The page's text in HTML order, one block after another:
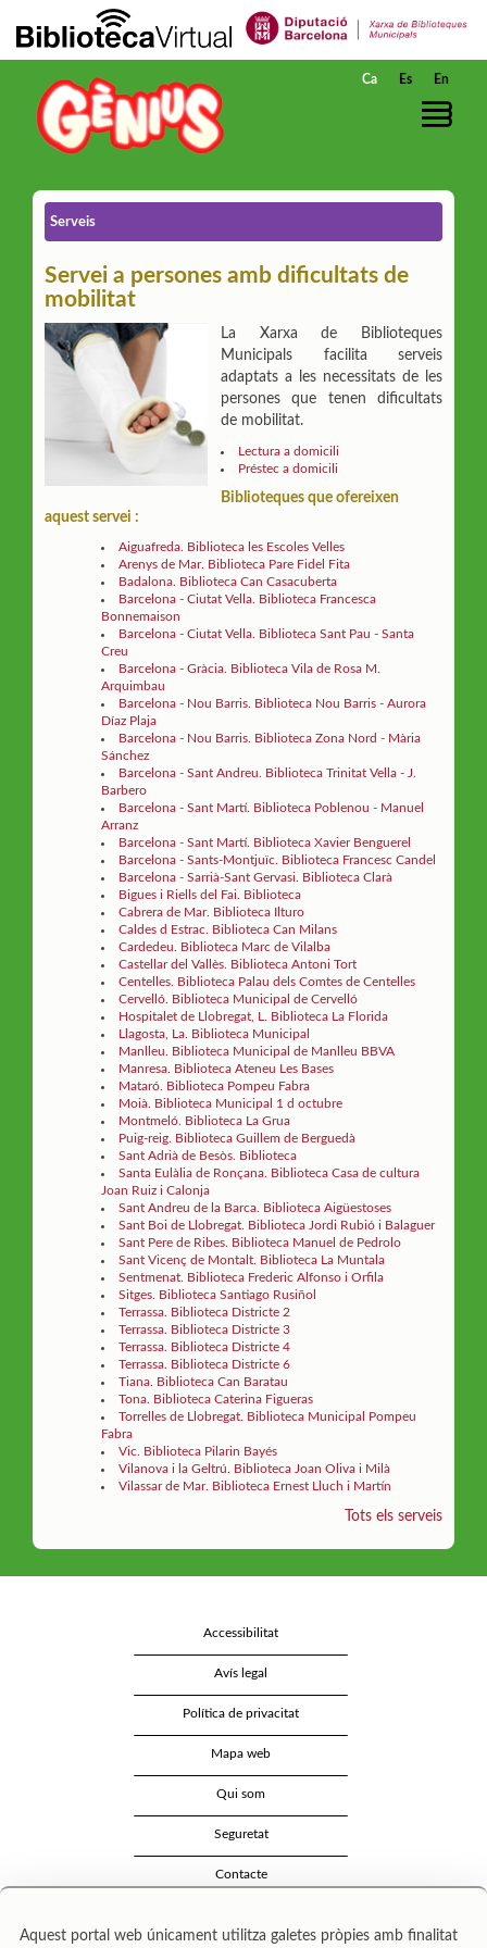
Salta al contingut principal
Ca Es En
Serveis
Servei a persones amb dificultats de
mobilitat
La Xarxa de Biblioteques
Municipals facilita serveis
adaptats a les necessitats de les
persones que tenen dificultats
de mobilitat.
Lectura a domicili
Préstec a domicili
Biblioteques que ofereixen
aquest servei :
Aiguafreda. Biblioteca les Escoles Velles
Arenys de Mar. Biblioteca Pare Fidel Fita
Badalona. Biblioteca Can Casacuberta
Barcelona - Ciutat Vella. Biblioteca Francesca
Bonnemaison
Barcelona - Ciutat Vella. Biblioteca Sant Pau - Santa
Creu
Barcelona - Gràcia. Biblioteca Vila de Rosa M.
Arquimbau
Barcelona - Nou Barris. Biblioteca Nou Barris - Aurora
Díaz Plaja
Barcelona - Nou Barris. Biblioteca Zona Nord - Mària
Sánchez
Barcelona - Sant Andreu. Biblioteca Trinitat Vella - J.
Barbero
Barcelona - Sant Martí. Biblioteca Poblenou - Manuel
Arranz
Barcelona - Sant Martí. Biblioteca Xavier Benguerel
Barcelona - Sants-Montjuïc. Biblioteca Francesc Candel
Barcelona - Sarrià-Sant Gervasi. Biblioteca Clarà
Bigues i Riells del Fai. Biblioteca
Cabrera de Mar. Biblioteca Ilturo
Caldes d Estrac. Biblioteca Can Milans
Cardedeu. Biblioteca Marc de Vilalba
Castellar del Vallès. Biblioteca Antoni Tort
Centelles. Biblioteca Palau dels Comtes de Centelles
Cervelló. Biblioteca Municipal de Cervelló
Hospitalet de Llobregat, L. Biblioteca La Florida
Llagosta, La. Biblioteca Municipal
Manlleu. Biblioteca Municipal de Manlleu BBVA
Manresa. Biblioteca Ateneu Les Bases
Mataró. Biblioteca Pompeu Fabra
Moià. Biblioteca Municipal 1 d octubre
Montmeló. Biblioteca La Grua
Puig-reig. Biblioteca Guillem de Berguedà
Sant Adrià de Besòs. Biblioteca
Santa Eulàlia de Ronçana. Biblioteca Casa de cultura
Joan Ruiz i Calonja
Sant Andreu de la Barca. Biblioteca Aigüestoses
Sant Boi de Llobregat. Biblioteca Jordi Rubió i Balaguer
Sant Pere de Ribes. Biblioteca Manuel de Pedrolo
Sant Vicenç de Montalt. Biblioteca La Muntala
Sentmenat. Biblioteca Frederic Alfonso i Orfila
Sitges. Biblioteca Santiago Rusiñol
Terrassa. Biblioteca Districte 2
Terrassa. Biblioteca Districte 3
Terrassa. Biblioteca Districte 4
Terrassa. Biblioteca Districte 6
Tiana. Biblioteca Can Baratau
Tona. Biblioteca Caterina Figueras
Torrelles de Llobregat. Biblioteca Municipal Pompeu
Fabra
Vic. Biblioteca Pilarin Bayés
Vilanova i la Geltrú. Biblioteca Joan Oliva i Milà
Vilassar de Mar. Biblioteca Ernest Lluch i Martín
Tots els serveis
Accessibilitat
Avís legal
Política de privacitat
Mapa web
Qui som
Seguretat
Contacte
Aquest portal web únicament utilitza galetes pròpies amb finalitat